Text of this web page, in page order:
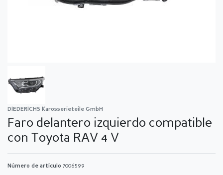
DIEDERICHS Karosserieteile GmbH
Faro delantero izquierdo compatible
con Toyota RAV 4 V
Número de artículo 7006599